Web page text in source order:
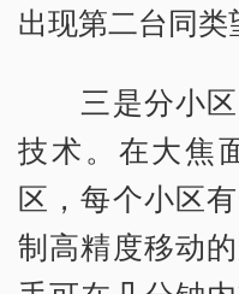
出现第二台同类
三是分小区
技术。在大焦
区，每个小区
制高精度移动